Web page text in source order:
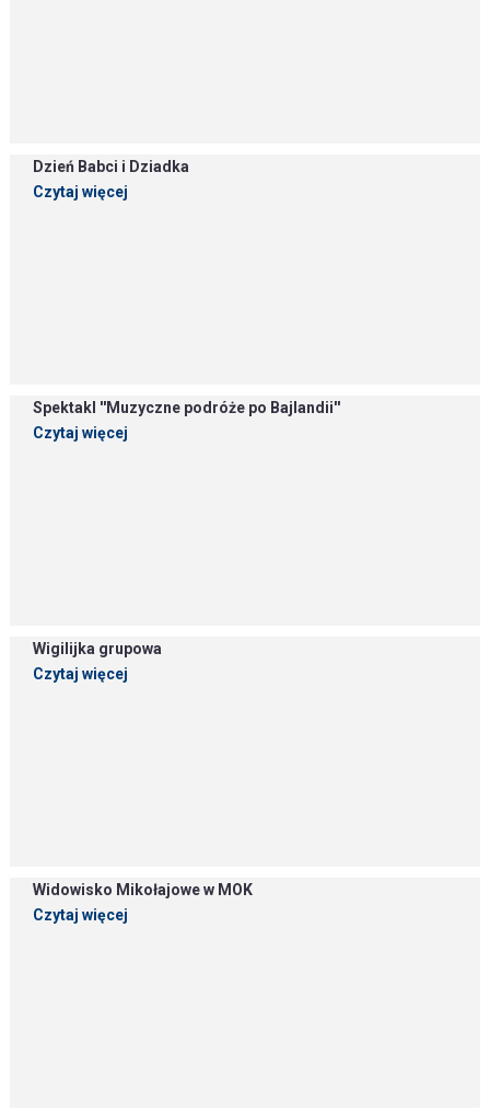
Dzień Babci i Dziadka
Czytaj więcej
Spektakl ''Muzyczne podróże po Bajlandii''
Czytaj więcej
Wigilijka grupowa
Czytaj więcej
Widowisko Mikołajowe w MOK
Czytaj więcej